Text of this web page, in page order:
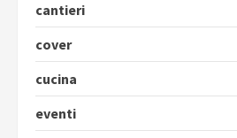
cantieri
cover
cucina
eventi